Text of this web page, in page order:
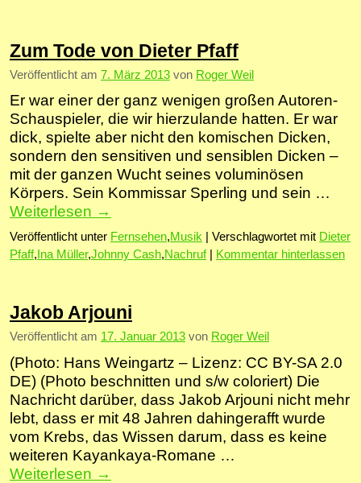
Zum Tode von Dieter Pfaff
Veröffentlicht am 7. März 2013 von Roger Weil
Er war einer der ganz wenigen großen Autoren-
Schauspieler, die wir hierzulande hatten. Er war
dick, spielte aber nicht den komischen Dicken,
sondern den sensitiven und sensiblen Dicken –
mit der ganzen Wucht seines voluminösen
Körpers. Sein Kommissar Sperling und sein …
Weiterlesen →
Veröffentlicht unter Fernsehen,Musik Verschlagwortet mit Dieter
Pfaff, Ina Müller,Johnny Cash,Nachruf Kommentar hinterlassen
Jakob Arjouni
Veröffentlicht am 17. Januar 2013 von Roger Weil
(Photo: Hans Weingartz – Lizenz: CC BY-SA 2.0
DE) (Photo beschnitten und s/w coloriert) Die
Nachricht darüber, dass Jakob Arjouni nicht mehr
lebt, dass er mit 48 Jahren dahingerafft wurde
vom Krebs, das Wissen darum, dass es keine
weiteren Kayankaya-Romane …
Weiterlesen →